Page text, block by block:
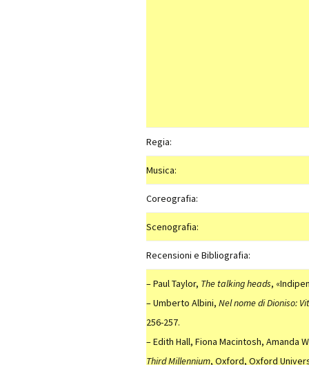
Regia:
Musica:
Coreografia:
Scenografia:
Recensioni e Bibliografia:
– Paul Taylor, The talking heads,
– Umberto Albini, Nel nome di Dioniso:
256-257.
– Edith Hall, Fiona Macintosh, Amanda
Third Millennium, Oxford, Oxford